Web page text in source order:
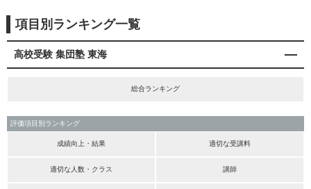
項目別ランキング一覧
高校受験 集団塾 東海
総合ランキング
評価項目別ランキング
成績向上・結果 適切な受講料
適切な人数・クラス 講師